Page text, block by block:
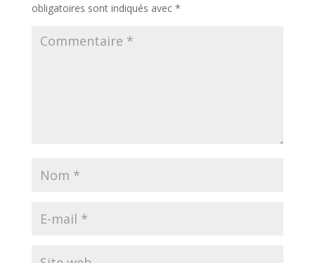
obligatoires sont indiqués avec *